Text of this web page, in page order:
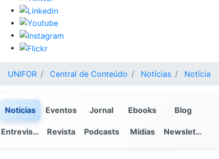
UNIFOR Central de Conteúdo Notícias Notícia
Notícias Eventos Jornal Ebooks Blog
Entrevistas Revista Podcasts Mídias Newsletter